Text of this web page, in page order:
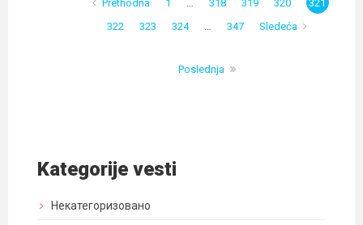
Prethodna
1 … 318 319 320
321
322
323 324 … 347 Sledeća
Poslednja
Kategorije vesti
Некатегоризовано